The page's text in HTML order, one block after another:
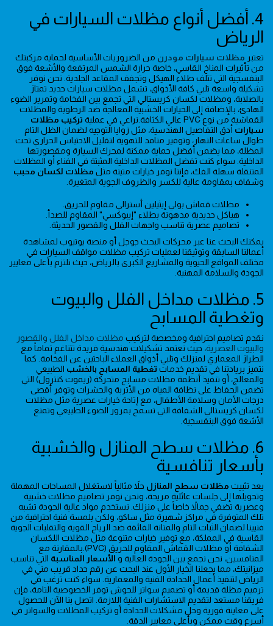
4. أفضل أنواع مظلات السيارات في
الرياض
تعتبر مظلات سيارات مودرن من الضروريات الأساسية لحماية مركبتك
من تأثيرات المناخ القاسي، خاصة حرارة الشمس المرتفعة والأشعة فوق
البنفسجية التي تتلف طلاء الهيكل وتجفف المقاعد الجلدية. نحن نوفر
تشكيلة واسعة تلبي كافة الأذواق، تشمل مظلات سيارات حديد تمتاز
بالصلابة، ومظلات لكسان كريستالي التي تجمع بين الفخامة وتمرير الضوء
الهادئ، بالإضافة إلى الخيارات الخشبية المعالجة ضد الرطوبة والمظلات
القماشية من نوع PVC عالي الكثافة.نراعي في عملية
تركيب مظلات
سيارات أدق التفاصيل الهندسية، مثل زوايا التوجيه لضمان الظل التام
طوال ساعات النهار، وتوفير منافذ للتهوية لتقليل الاحتباس الحراري تحت
المظلة، مما يضمن أفضل حماية ممكنة لمحرك السيارة ومقصورتها
الداخلية. سواء كنت تفضل المظلات الداخلية المثبتة في الفناء أو المظلات
المتنقلة سهلة الفك، فإننا نوفر خيارات متينة مثل مظلات لكسان محبب
وشفاف بمقاومة عالية للكسر والظروف الجوية المتغيرة.
مظلات قماش بولي إيثيلين أسترالي مقاوم للحريق.
هياكل حديدية مدهونة بطلاء "إيبوكسي" المقاوم للصدأ.
تصاميم عصرية تناسب واجهات الفلل والقصور الحديثة.
يمكنك البحث عنا عبر محركات البحث جوجل أو منصة يوتيوب لمشاهدة
أعمالنا السابقة وتوثيقنا لعمليات تركيب مظلات مواقف السيارات في
مختلف المواقع الحيوية والمشاريع الكبرى بالرياض، حيث نلتزم بأعلى معايير
الجودة والسلامة المهنية.
5. مظلات مداخل الفلل والبيوت
وتغطية المسابح
نقدم تصاميم احترافية ومخصصة لتركيب مظلات مداخل الفلل والقصور
والبيوت العصرية، حيث نعتمد تشكيلات هندسية فريدة تتناغم تماماً مع
الطراز المعماري لمنزلك وتلبي أذواق العملاء الباحثين عن الفخامة. كما
نتميز بريادتنا في تقديم خدمات تغطية المسابح بالخشب الطبيعي
والمعالج، أو تنفيذ أنظمة مظلات مسابح متحركة (ريموت كنترول) التي
تضمن الحفاظ على نظافة المياه من الأتربة والحشرات وتوفر أقصى
درجات الأمان وسلامة الأطفال، مع إتاحة خيارات عصرية مثل مظلات
لكسان كريستالي الشفافة التي تسمح بمرور الضوء الطبيعي وتمنع
الأشعة فوق البنفسجية.
6. مظلات سطح المنازل والخشبية
بأسعار تنافسية
يعد تثبيت مظلات سطح المنازل حلاً مثالياً لاستغلال المساحات المهملة
وتحويلها إلى جلسات عائلية مريحة، ونحن نوفر تصاميم مظلات خشبية
وعصرية تضفي جمالاً خاصاً على منزلك. نستخدم مواد عالية الجودة تشبه
تلك المتوفرة في مراكز شهيرة مثل ساكو، ولكن بلمسة فنية احترافية من
فنيينا لضمان الثبات التام والمتانة الفائقة ضد الرياح القوية والتقلبات الجوية
القاسية في المملكة، مع توفير خيارات متنوعة مثل مظلات اللكسان
الشفافة أو مظلات القماش المقاوم للحريق (PVC).بالمقارنة مع
المنافسين، نحن نجمع بين الجودة العالية و الأسعار المناسبة التي تناسب
ميزانيتك، مما يجعلنا الخيار الأول عند البحث عن رقم حداد قريب مني في
الرياض لتنفيذ أعمال الحدادة الفنية والمعمارية. سواء كنت ترغب في
ترميم مظلة قديمة أو تصميم سواتر للحوش توفر الخصوصية التامة، فإن
فريقنا مستعد لتقديم الاستشارات الفنية اللازمة. اتصل بنا الآن للحصول
على معاينة فورية وحل مشكلات الحدادة أو تركيب المظلات والسواتر في
أسرع وقت ممكن وبأعلى معايير الدقة.